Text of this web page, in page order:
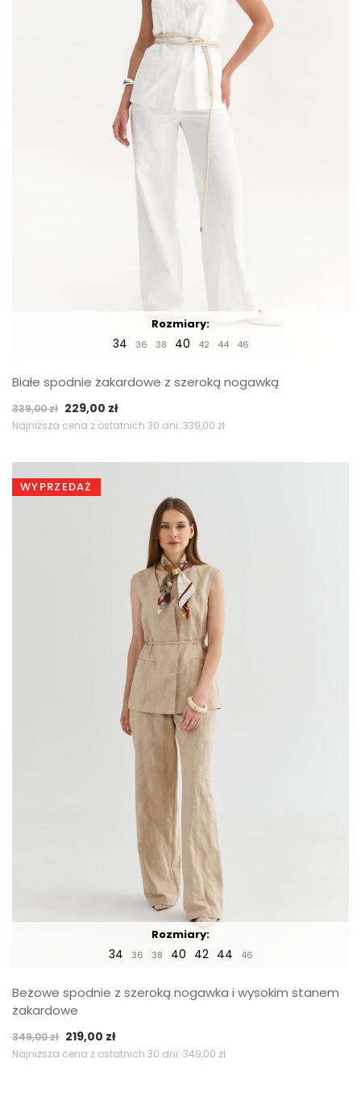
Rozmiary:
34 36 38 40 42 44 46
Białe spodnie żakardowe z szeroką nogawką
339,00zł Pierwotna
cena
339,00 zł.
229,00 złAktualna
cena
229,00 zł.
Najniższa cena z ostatnich 30 dni: 339,00 zł
WYPRZEDAŻ
Rozmiary:
34 36 38 40 42 44 46
Beżowe spodnie z szeroką nogawka i wysokim stanem
żakardowe
349,00zł Pierwotna
cena
219,00 złAktualna
cena
Najniższa cena z ostatnich 30 dni: 349,00 zł